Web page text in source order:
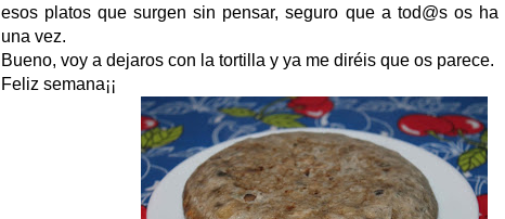
esos platos que surgen sin pensar, seguro que a tod@s os ha
una vez.
Bueno, voy a dejaros con la tortilla y ya me diréis que os parece.
Feliz semana¡¡